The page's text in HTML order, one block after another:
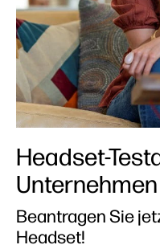
Headset-
Unternehmen
Beantragen Sie
Headset!